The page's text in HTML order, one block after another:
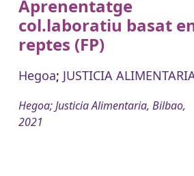
Aprenentatge
col.laboratiu basat
reptes (FP)
Hegoa; JUSTICIA
Hegoa; Justicia Alimentaria, Bilbao,
2021